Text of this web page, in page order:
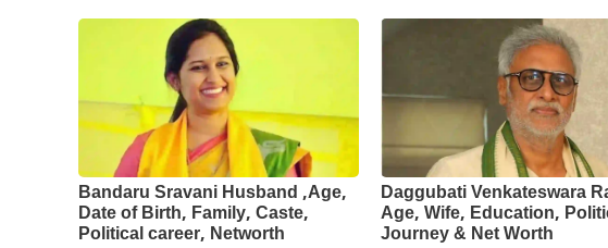
Bandaru Sravani Husband ,Age,
Date of Birth, Family, Caste,
Political career, Networth
Daggubati Venkateswara
Age, Wife, Education,
Journey & Net Worth